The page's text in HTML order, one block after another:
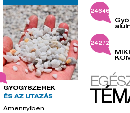
GYÓGYSZEREK
ÉS AZ UTAZÁS
Amennyiben
24646
24272